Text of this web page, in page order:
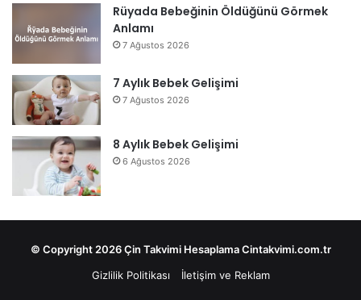
Rüyada Bebeğinin Öldüğünü Görmek
Anlamı
7 Ağustos 2026
7 Aylık Bebek Gelişimi
7 Ağustos 2026
8 Aylık Bebek Gelişimi
6 Ağustos 2026
© Copyright 2026 Çin Takvimi Hesaplama Cintakvimi.com.tr
Gizlilik Politikası
İletişim ve Reklam